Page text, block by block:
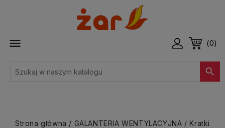
 (0)

Strona główna GALANTERIA WENTYLACYJNA
Kratki